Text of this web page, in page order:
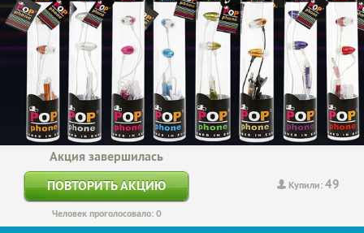
Купили:49
Акция завершилась
ПОВТОРИТЬ АКЦИЮ
Человек проголосовало: 0